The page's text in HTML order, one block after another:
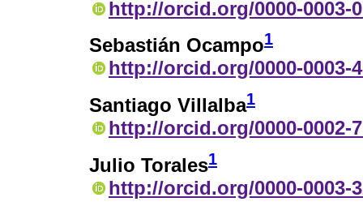
http://orcid.org/0000-0003-
Sebastián Ocampo1
http://orcid.org/0000-0003-
Santiago Villalba1
http://orcid.org/0000-0002-
Julio Torales1
http://orcid.org/0000-0003-